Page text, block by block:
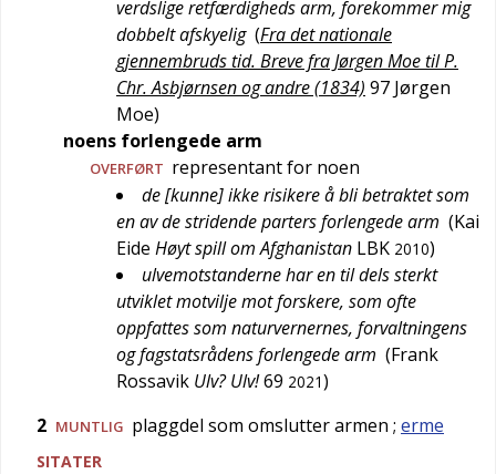
verdslige retfærdigheds arm, forekommer mig
dobbelt afskyelig (Fra det nationale
gjennembruds tid. Breve fra Jørgen Moe til P.
Chr. Asbjørnsen og andre (1834) 97 Jørgen
Moe)
noens forlengede arm
OVERFØRT representant for noen
de [kunne] ikke risikere å bli betraktet som
en av de stridende parters forlengede arm (Kai
Eide Høyt spill om Afghanistan LBK 2010)
ulvemotstanderne har en til dels sterkt
utviklet motvilje mot forskere, som ofte
oppfattes som naturvernernes, forvaltningens
og fagstatsrådens forlengede arm (Frank
Rossavik Ulv? Ulv!69 2021)
2 MUNTLIG plaggdel som omslutter armen ; erme
SITATER